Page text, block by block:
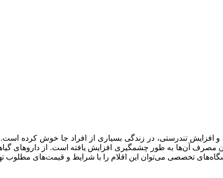
افزایش تندرستی، در زندگی بسیاری از افراد جا خوش کرده
مصرف آن‌ها به طور چشمگیری افزایش یافته است. از داروهای
تخصصی می‌توان این اقلام را با شرایط و قیمت‌های مطلوب